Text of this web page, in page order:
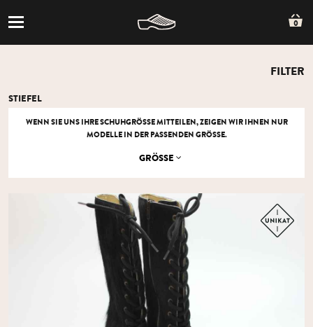
0
FILTER
STIEFEL
WENN SIE UNS IHRE SCHUHGRÖSSE MITTEILEN, ZEIGEN WIR IHNEN NUR M
ODELLE IN DER PASSENDEN GRÖSSE.